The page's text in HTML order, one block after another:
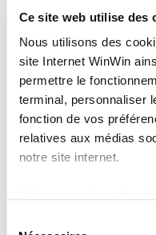
Ce site web utilise des
Nous utilisons des
site Internet WinWin
permettre le
terminal, personnaliser
fonction de vos
relatives aux médias
notre site internet.
utilisés
réalise
utilise